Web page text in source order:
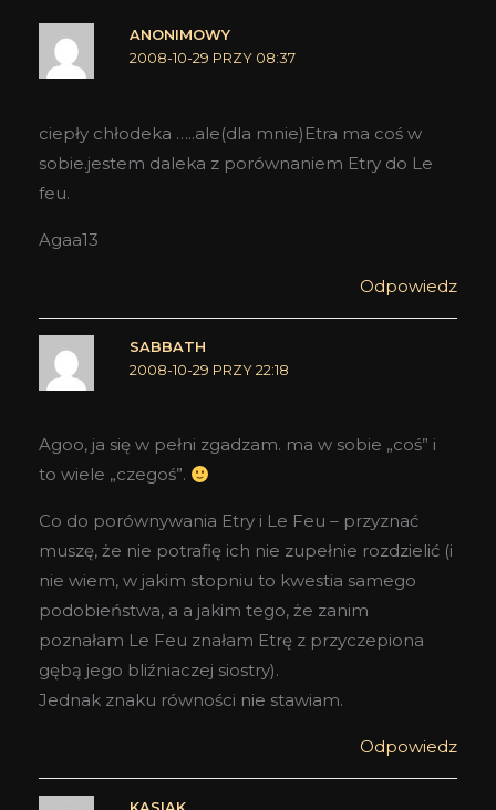
ANONIMOWY
2008-10-29 PRZY 08:37
ciepły chłodeka …..ale(dla mnie)Etra ma coś w
sobie.jestem daleka z porównaniem Etry do Le
feu.
Agaa13
Odpowiedz
SABBATH
2008-10-29 PRZY 22:18
Agoo, ja się w pełni zgadzam. ma w sobie „coś” i
to wiele „czegoś”.
Co do porównywania Etry i Le Feu – przyznać
muszę, że nie potrafię ich nie zupełnie rozdzielić (i
nie wiem, w jakim stopniu to kwestia samego
podobieństwa, a a jakim tego, że zanim
poznałam Le Feu znałam Etrę z przyczepiona
gębą jego bliźniaczej siostry).
Jednak znaku równości nie stawiam.
Odpowiedz